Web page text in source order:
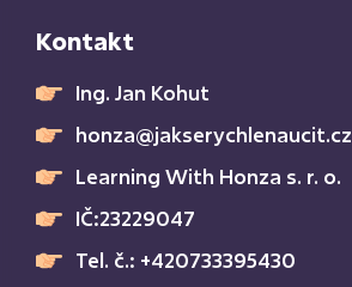
Kontakt
Ing. Jan Kohut
honza@jakserychlenaucit.cz
Learning With Honza s. r. o.
IČ:23229047
Tel. č.: +420733395430